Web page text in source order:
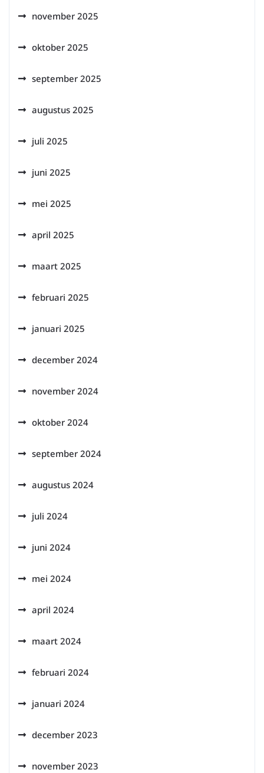
november 2025
oktober 2025
september 2025
augustus 2025
juli 2025
juni 2025
mei 2025
april 2025
maart 2025
februari 2025
januari 2025
december 2024
november 2024
oktober 2024
september 2024
augustus 2024
juli 2024
juni 2024
mei 2024
april 2024
maart 2024
februari 2024
januari 2024
december 2023
november 2023